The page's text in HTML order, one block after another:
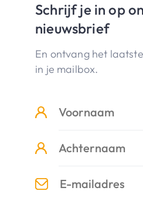
Schrijf je in op
nieuwsbrief
En ontvang het
in je mailbox.